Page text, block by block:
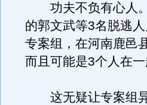
功夫不负有心人。
的郭文武等3名脱逃
专案组，在河南鹿邑
而且可能是3个人在一
这无疑让专案组异